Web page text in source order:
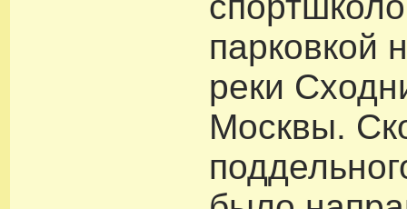
парковкой
реки
Москвы.